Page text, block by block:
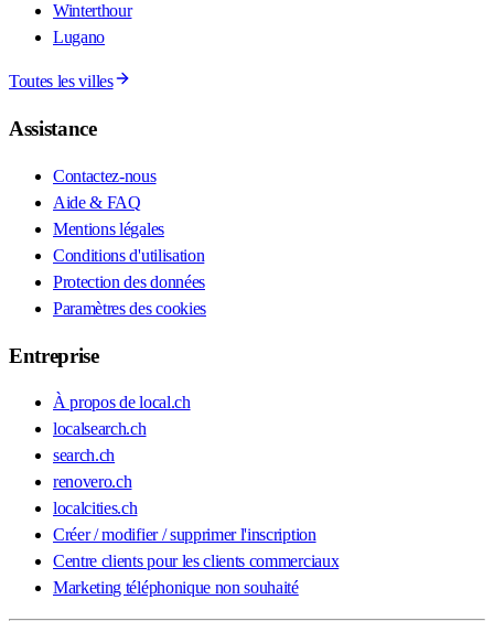
Winterthour
Lugano
Toutes les villes
Assistance
Contactez-nous
Aide & FAQ
Mentions légales
Conditions d'utilisation
Protection des données
Paramètres des cookies
Entreprise
À propos de local.ch
localsearch.ch
search.ch
renovero.ch
localcities.ch
Créer / modifier / supprimer l'inscription
Centre clients pour les clients commerciaux
Marketing téléphonique non souhaité